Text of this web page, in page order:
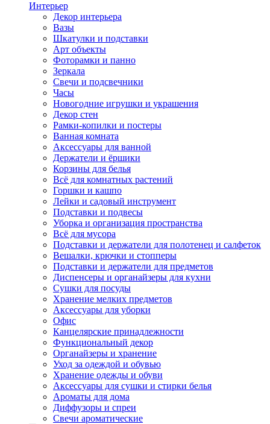
Интерьер
Декор интерьера
Вазы
Шкатулки и подставки
Арт объекты
Фоторамки и панно
Зеркала
Свечи и подсвечники
Часы
Новогодние игрушки и украшения
Декор стен
Рамки-копилки и постеры
Ванная комната
Аксессуары для ванной
Держатели и ёршики
Корзины для белья
Всё для комнатных растений
Горшки и кашпо
Лейки и садовый инструмент
Подставки и подвесы
Уборка и организация пространства
Всё для мусора
Подставки и держатели для полотенец и салфеток
Вешалки, крючки и стопперы
Подставки и держатели для предметов
Диспенсеры и органайзеры для кухни
Сушки для посуды
Хранение мелких предметов
Аксессуары для уборки
Офис
Канцелярские принадлежности
Функциональный декор
Органайзеры и хранение
Уход за одеждой и обувью
Хранение одежды и обуви
Аксессуары для сушки и стирки белья
Ароматы для дома
Диффузоры и спреи
Свечи ароматические